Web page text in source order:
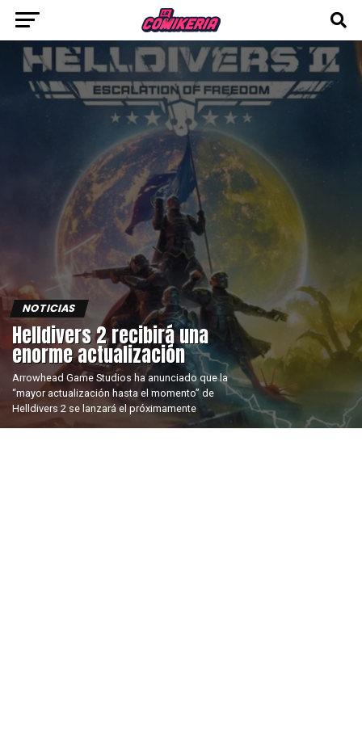
NOTICIAS
Helldivers 2 recibirá una
enorme actualización
Arrowhead Game Studios ha anunciado que la
“mayor actualización hasta el momento” de
Helldivers 2 se lanzará el próximamente